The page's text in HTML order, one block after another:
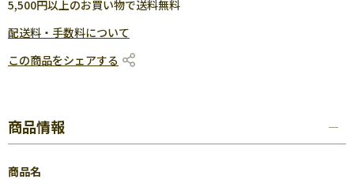
5,500円以上のお買い物で送料無料
配送料・手数料について
この商品をシェアする
商品情報
商品名